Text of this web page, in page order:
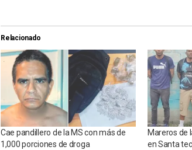
Relacionado
Cae pandillero de la MS con más de
1,000 porciones de droga
Mareros de
en Santa